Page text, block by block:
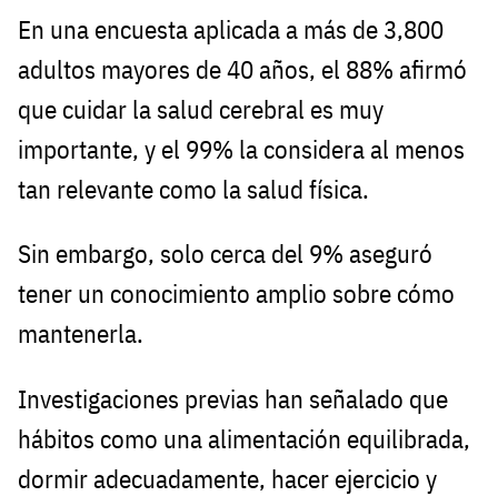
En una encuesta aplicada a más de 3,800
adultos mayores de 40 años, el 88% afirmó
que cuidar la salud cerebral es muy
importante, y el 99% la considera al menos
tan relevante como la salud física.
Sin embargo, solo cerca del 9% aseguró
tener un conocimiento amplio sobre cómo
mantenerla.
Investigaciones previas han señalado que
hábitos como una alimentación equilibrada,
dormir adecuadamente, hacer ejercicio y